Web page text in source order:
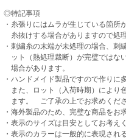
◎特記事項
・糸張りにはムラが生じている箇所
糸抜けする場合がありますので処
・刺繍糸の末端が未処理の場合、刺
ット（熱処理裁断）が完璧ではな
場合があります。
・ハンドメイド製品ですので作りに
また、ロット（入荷時期）により
ます。 ご了承の上でお求めくだ
・海外製品のため、完璧な商品をお
・表示のサイズは目安としてお考え
・表示のカラーは一般的に表現され